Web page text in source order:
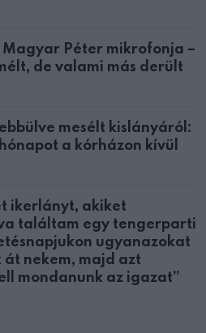
Péter mikrofonja –
de valami más derült
mesélt kislányáról:
a kórházon kívül
ikerlányt, akiket
találtam egy tengerparti
ugyanazokat
nekem, majd azt
mondanunk az igazat”